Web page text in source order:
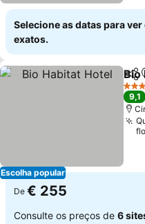
Selecione as datas para
exatos.
Escolha popular
Bio
4
9,1
De € 255
Consulte os preços de 6